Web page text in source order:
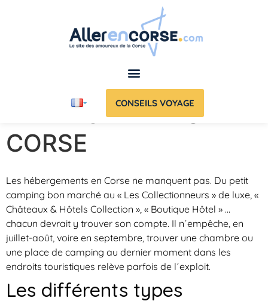
CONSEILS VOYAGE
HEBERGEMENTS EN
CORSE
Les hébergements en Corse ne manquent pas. Du petit
camping bon marché au « Les Collectionneurs » de luxe, «
Châteaux & Hôtels Collection », « Boutique Hôtel » …
chacun devrait y trouver son compte. Il n´empêche, en
juillet-août, voire en septembre, trouver une chambre ou
une place de camping au dernier moment dans les
endroits touristiques relève parfois de l´exploit.
Les différents types